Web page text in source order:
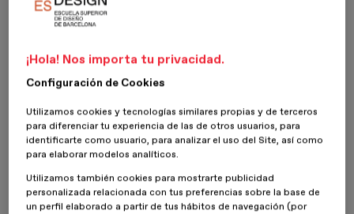
evaluación, especialmente en el contexto educativo para alumnos.
¿Qué es un portafolio digital y por
qué es importante?
Elportafolio digital se ha convertido en una herramienta
fundamental para profesionales creativosy expertos en
diversos campos. No se trata simplemente de una recopilación de
de la creatividad, las habilidades técnicas y la evolución
profesional de una persona.
¡Hola! Nos importa tu privacidad.
Configuración de Cookies
Utilizamos cookies y tecnologías similares propias y de terceros
para diferenciar tu experiencia de las de otros usuarios, para
identificarte como usuario, para analizar el uso del Site, así como
para elaborar modelos analíticos.
Utilizamos también cookies para mostrarte publicidad
personalizada relacionada con tus preferencias sobre la base de
un perfil elaborado a partir de tus hábitos de navegación (por